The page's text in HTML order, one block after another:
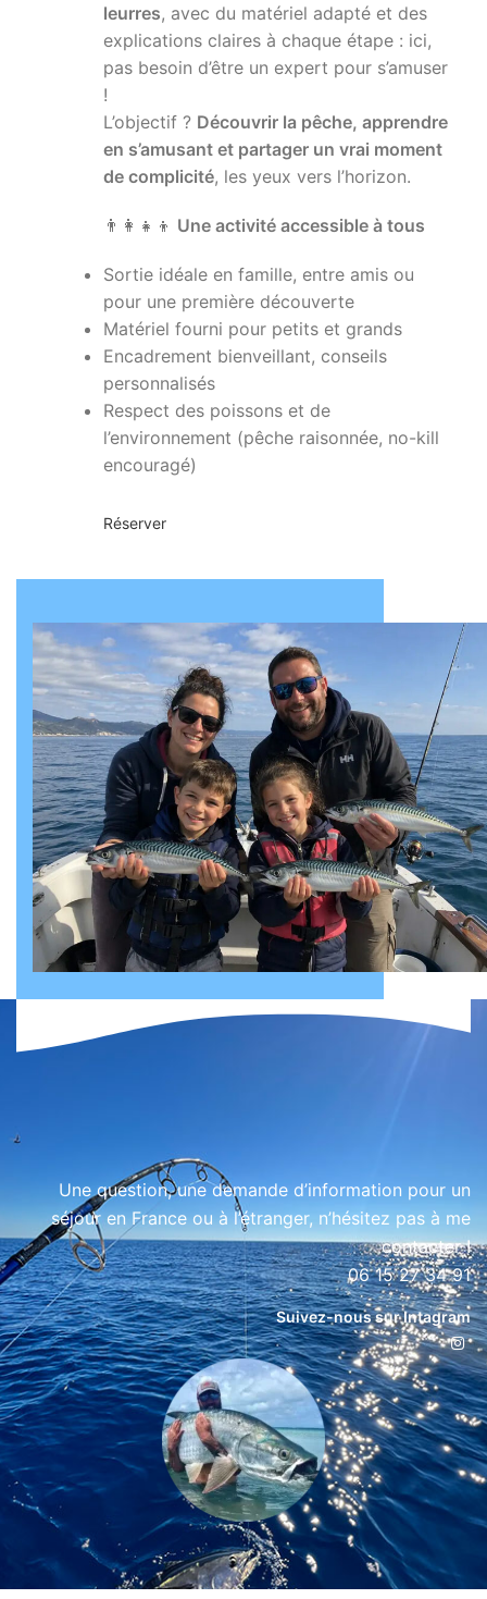
leurres, avec du matériel adapté et des
explications claires à chaque étape : ici,
pas besoin d’être un expert pour s’amuser
!
L’objectif ? Découvrir la pêche, apprendre
en s’amusant et partager un vrai moment
de complicité, les yeux vers l’horizon.
👨 👩 👧 👦 Une activité accessible à tous
Sortie idéale en famille, entre amis ou
pour une première découverte
Matériel fourni pour petits et grands
Encadrement bienveillant, conseils
personnalisés
Respect des poissons et de
l’environnement (pêche raisonnée, no-kill
encouragé)
Réserver
Une question, une demande d’information pour un
séjour en France ou à l’étranger, n’hésitez pas à me
contacter !
06 15 27 34 91
Suivez-nous sur Intagram